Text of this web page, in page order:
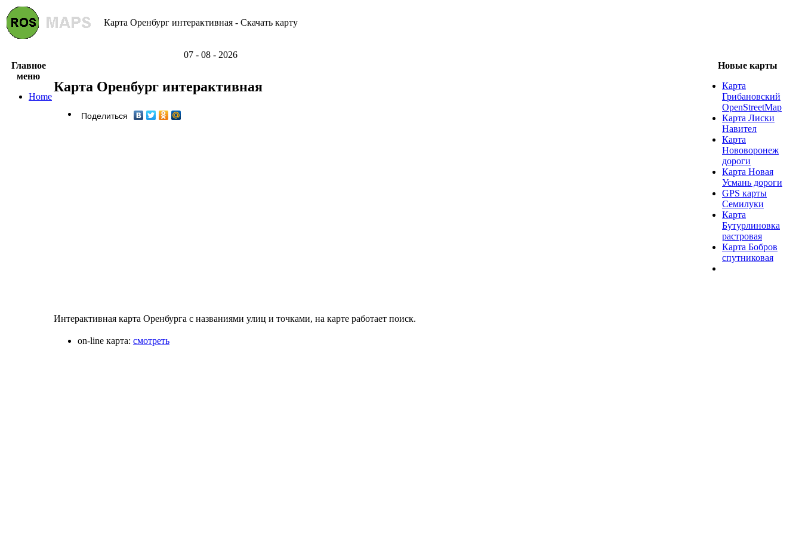
Карта Оренбург интерактивная - Скачать карту
07 - 08 - 2026
Главное
меню
Home
Карта Оренбург интерактивная
Поделиться
Интерактивная карта Оренбурга с названиями улиц и точками, на карте работает поиск.
on-line карта: смотреть
Новые карты
Карта
Грибановский
OpenStreetMap
Карта Лиски
Навител
Карта
Нововоронеж
дороги
Карта Новая
Усмань дороги
GPS карты
Семилуки
Карта
Бутурлиновка
растровая
Карта Бобров
спутниковая